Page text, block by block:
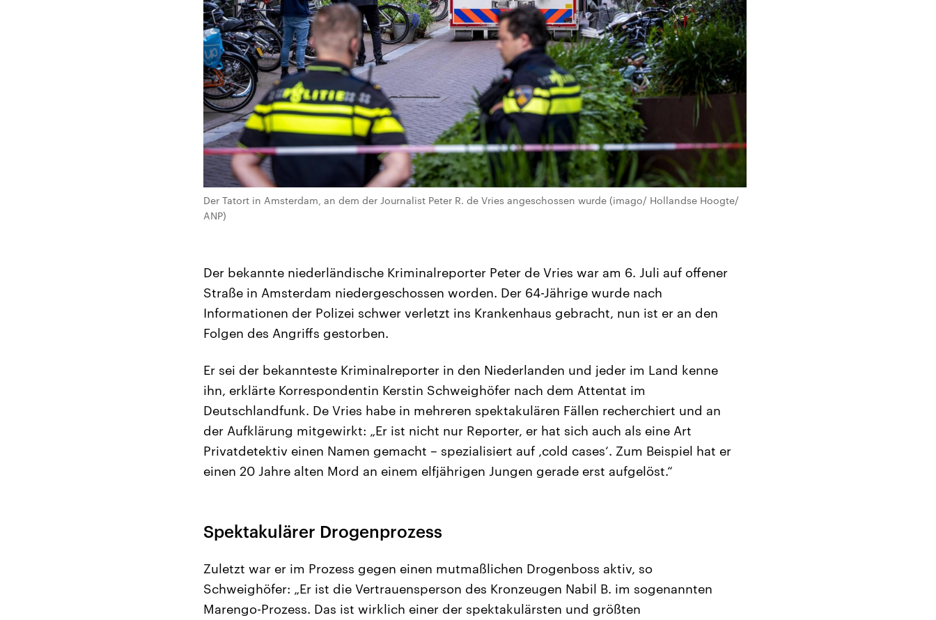
Der Tatort in Amsterdam, an dem der Journalist Peter R. de Vries angeschossen wurde (imago/ Hollandse Hoogte/
ANP)
Der bekannte niederländische Kriminalreporter Peter de Vries war am 6. Juli auf offener
Straße in Amsterdam niedergeschossen worden. Der 64-Jährige wurde nach
Informationen der Polizei schwer verletzt ins Krankenhaus gebracht, nun ist er an den
Folgen des Angriffs gestorben.
Er sei der bekannteste Kriminalreporter in den Niederlanden und jeder im Land kenne
ihn, erklärte Korrespondentin Kerstin Schweighöfer nach dem Attentat im
Deutschlandfunk. De Vries habe in mehreren spektakulären Fällen recherchiert und an
der Aufklärung mitgewirkt: „Er ist nicht nur Reporter, er hat sich auch als eine Art
Privatdetektiv einen Namen gemacht – spezialisiert auf ‚cold cases‘. Zum Beispiel hat er
einen 20 Jahre alten Mord an einem elfjährigen Jungen gerade erst aufgelöst.“
Spektakulärer Drogenprozess
Zuletzt war er im Prozess gegen einen mutmaßlichen Drogenboss aktiv, so
Schweighöfer: „Er ist die Vertrauensperson des Kronzeugen Nabil B. im sogenannten
Marengo-Prozess. Das ist wirklich einer der spektakulärsten und größten